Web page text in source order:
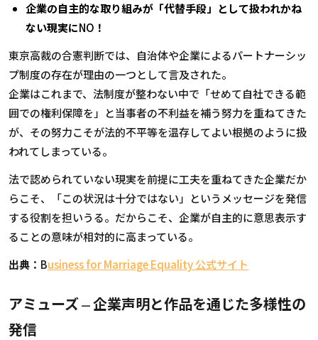
企業の自主的な取り組みが「代替手段」として扱われかね
ない現実にNO ！
東京高裁の合憲判断では、自治体や企業によるパートナーシッ
プ制度の存在が理由の一つとして言及された。
企業はこれまで、法制度が整わない中で「せめて自社できる範
囲での権利保障を」と当事者の不利益を補う努力を重ねてきた
が、その努力こそが法的不平等を温存してよい根拠のように扱
われてしまっている。
法で認められていない現実を前提に工夫を重ねてきた企業だか
らこそ、「この状況は十分ではない」というメッセージを発信
する役割を担いうる。だからこそ、企業が自主的に意思表示す
ることの意味が相対的に高まっている。
出典： Business for Marriage Equality公式サイト
アミューズ—企業声明と作品を通じた多様性の
発信